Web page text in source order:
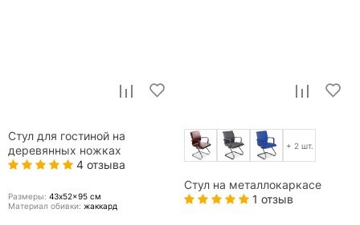
Стул для гостиной на
деревянных ножках
4 отзыва
Размеры: 43x52x95 см
Материал обивки: жаккард
+ 2 шт.
Стул на металлокаркасе
1 отзыв